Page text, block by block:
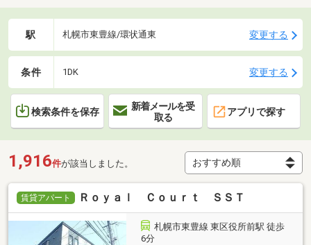
駅 札幌市東豊線/環状通東 変更する
条件 1DK 変更する
検索条件を保存
新着メールを受
取る
アプリで探す
1,916件が該当しました。
賃貸アパート Ｒｏｙａｌ Ｃｏｕｒｔ ＳＳＴ
札幌市東豊線 東区役所前駅 徒歩
6分